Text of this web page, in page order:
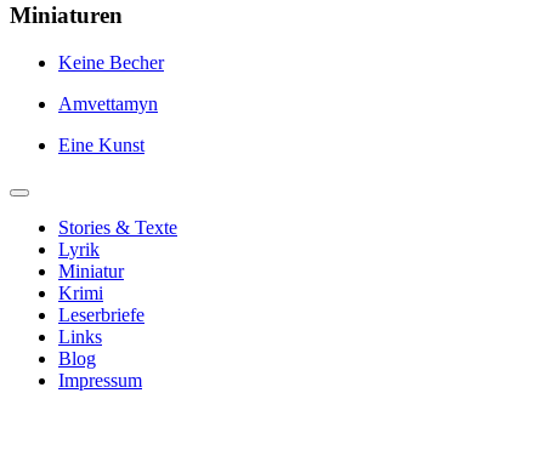
Miniaturen
Keine Becher
Amvettamyn
Eine Kunst
Stories & Texte
Lyrik
Miniatur
Krimi
Leserbriefe
Links
Blog
Impressum